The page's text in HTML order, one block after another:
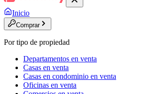
Inicio
Comprar
Por tipo de propiedad
Departamentos en venta
Casas en venta
Casas en condominio en venta
Oficinas en venta